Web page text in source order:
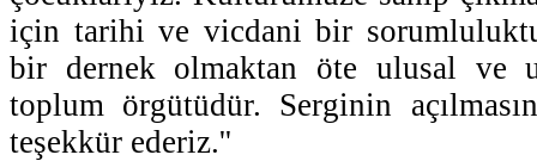
için tarihi ve vicdani bir
bir dernek olmaktan öte ulusal ve
toplum örgütüdür. Serginin
teşekkür ederiz.''